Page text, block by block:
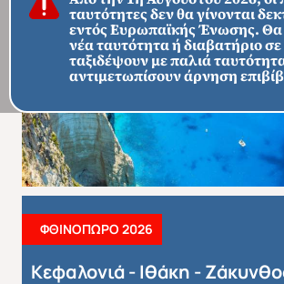
ταυτότητες δεν θα γίνονται
εντός Ευρωπαϊκής Ένωσης. Θα
νέα ταυτότητα ή διαβατήριο
ταξιδέψουν με παλιά
αντιμετωπίσουν άρνηση
ΦΘΙΝΟΠΩΡΟ 2026
Κεφαλονιά - Ιθάκη -